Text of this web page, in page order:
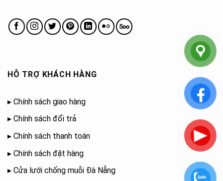
HỖ TRỢ KHÁCH HÀNG
▸ Chính sách giao hàng
▸ Chính sách đổi trả
▸ Chính sách thanh toán
▸ Chính sách đặt hàng
▸ Cửa lưới chống muỗi Đà Nẵng